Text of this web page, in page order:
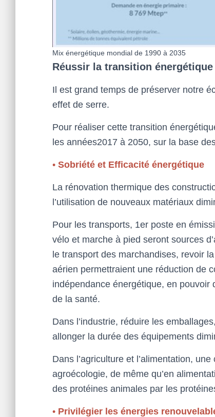
Mix énergétique mondial de 1990 à 2035
Réussir la transition énergétique
Il est grand temps de préserver notre
effet de serre.
Pour réaliser cette transition
les années2017 à 2050, sur la base
• Sobriété et Efficacité énergétique
La rénovation thermique des
l’utilisation de nouveaux matériaux
Pour les transports, 1er poste en
vélo et marche à pied seront sources
le transport des marchandises, revoir
aérien permettraient une réduction de
indépendance énergétique, en pouvoir
de la santé.
Dans l’industrie, réduire les
allonger la durée des équipements
Dans l’agriculture et l’alimentation,
agroécologie, de même qu’en
des protéines animales par les
• Privilégier les énergies